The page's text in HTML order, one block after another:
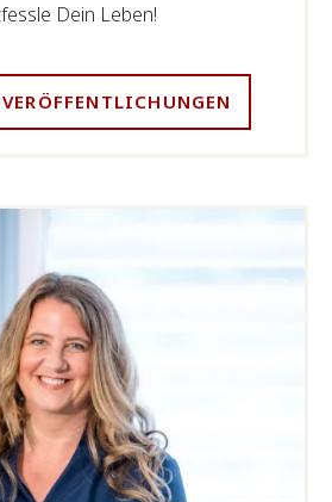
Dein Leben!